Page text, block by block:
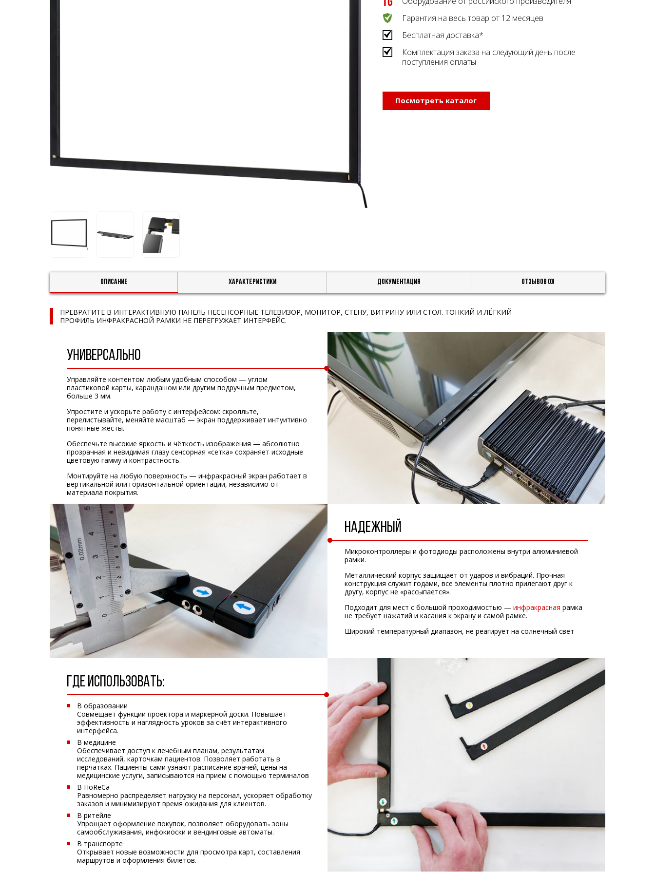
Гарантия на весь товар от 12 месяцев
Бесплатная доставка*
Комплектация заказа на следующий день после
поступления оплаты
Посмотреть каталог
Описание Характеристики Документация Отзывов (0)
ПРЕВРАТИТЕ В ИНТЕРАКТИВНУЮ ПАНЕЛЬ НЕСЕНСОРНЫЕ ТЕЛЕВИЗОР, МОНИТОР, СТЕНУ, ВИТРИНУ ИЛИ СТОЛ. ТОНКИЙ И ЛЁГКИЙ
ПРОФИЛЬ ИНФРАКРАСНОЙ РАМКИ НЕ ПЕРЕГРУЖАЕТ ИНТЕРФЕЙС.
УНИВЕРСАЛЬНО
Управляйте контентом любым удобным способом — углом
пластиковой карты, карандашом или другим подручным предметом,
больше 3 мм.
Упростите и ускорьте работу с интерфейсом: скролльте,
перелистывайте, меняйте масштаб — экран поддерживает интуитивно
понятные жесты.
Обеспечьте высокие яркость и чёткость изображения — абсолютно
прозрачная и невидимая глазу сенсорная «сетка» сохраняет исходные
цветовую гамму и контрастность.
Монтируйте на любую поверхность — инфракрасный экран работает в
вертикальной или горизонтальной ориентации, независимо от
материала покрытия.
НАДЕЖНЫЙ
Микроконтроллеры и фотодиоды расположены внутри алюминиевой
рамки.
Металлический корпус защищает от ударов и вибраций. Прочная
конструкция служит годами, все элементы плотно прилегают друг к
другу, корпус не «рассыпается».
Подходит для мест с большой проходимостью — инфракрасная рамка
не требует нажатий и касания к экрану и самой рамке.
Широкий температурный диапазон, не реагирует на солнечный свет
ГДЕ ИСПОЛЬЗОВАТЬ:
В образовании
Совмещает функции проектора и маркерной доски. Повышает
эффективность и наглядность уроков за счёт интерактивного
интерфейса.
В медицине
Обеспечивает доступ к лечебным планам, результатам
исследований, карточкам пациентов. Позволяет работать в
перчатках. Пациенты сами узнают расписание врачей, цены на
медицинские услуги, записываются на прием с помощью терминалов
В HoReCa
Равномерно распределяет нагрузку на персонал, ускоряет обработку
заказов и минимизируют время ожидания для клиентов.
В ритейле
Упрощает оформление покупок, позволяет оборудовать зоны
самообслуживания, инфокиоски и вендинговые автоматы.
В транспорте
Открывает новые возможности для просмотра карт, составления
маршрутов и оформления билетов.